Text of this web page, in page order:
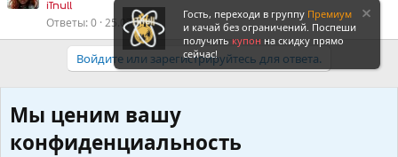
iTnull
Ответы 0 25.07.21
Войдите или зарегистрируйтесь для ответа.
Гость, переходи в группу Премиум
и качай без ограничений. Поспеши
получить купон на скидку прямо
сейчас!
Мы ценим вашу
конфиденциальность